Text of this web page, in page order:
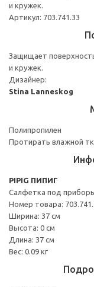
и кружек.
Артикул: 703.741.33
Защищает
и кружек.
Дизайнер:
Stina Lanneskog
Полипропилен
Протирать влажной
PIPIG ПИПИГ
Салфетка под
Номер товара:
Ширина: 37 см
Высота: 0 см
Длина: 37 см
Вес: 0.09 кг